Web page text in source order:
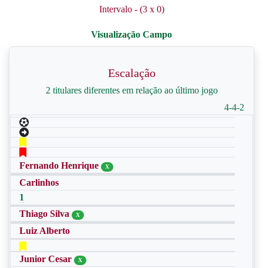
Intervalo - (3 x 0)
Escalação
2 titulares diferentes em relação ao último jogo
4-4-2
Fernando Henrique X
Carlinhos
1
Thiago Silva
X
Luiz Alberto
Junior Cesar X